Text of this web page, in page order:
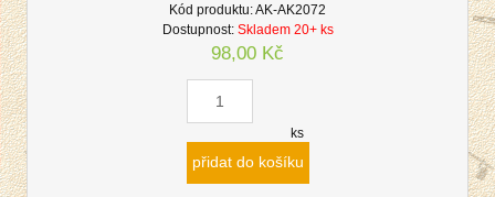
Kód produktu:AK-AK2072
Dostupnost: Skladem 20+ ks
98,00 Kč
ks
přidat do košíku